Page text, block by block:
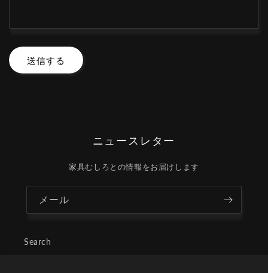
送信する
ニュースレター
家具むしろとの情報をお届けします
メール
Search